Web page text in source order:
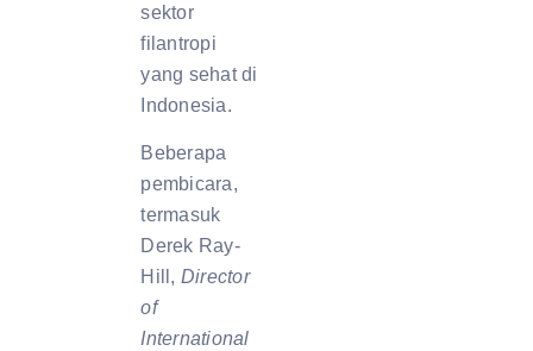
sektor
filantropi
yang sehat di
Indonesia.
Beberapa
pembicara,
termasuk
Derek Ray-
Hill, Director
of
International